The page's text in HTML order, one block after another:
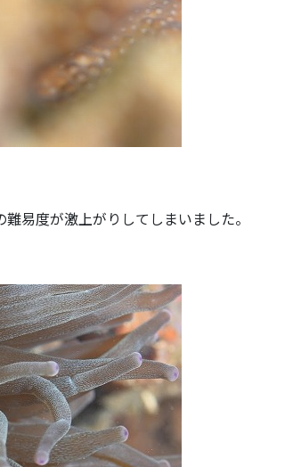
易度が激上がりしてしまいました。